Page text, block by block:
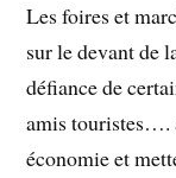
Les foires et
sur le devant de
défiance de
amis touristes….
économie et